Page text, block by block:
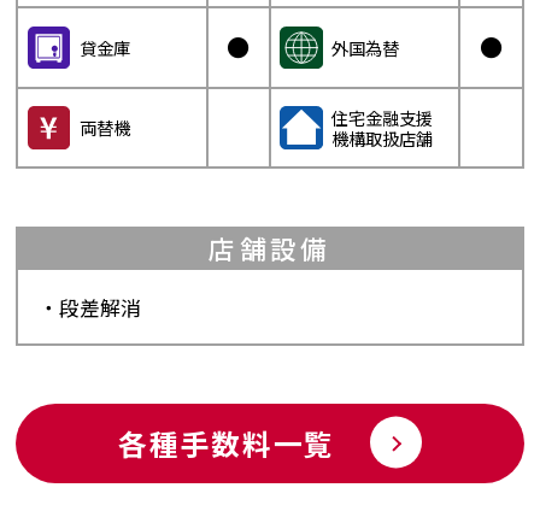
貸金庫 ● 外国為替 ●
両替機
住宅金融支援
機構取扱店舗
店舗設備
段差解消
各種手数料一覧